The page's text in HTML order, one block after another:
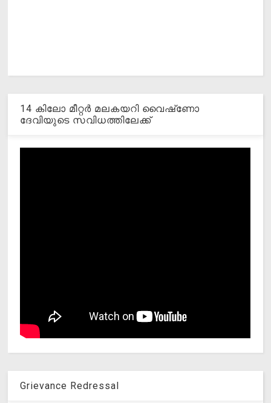
14 കിലോ മീറ്റര്‍ മലകയറി വൈഷ്‌ണോ
ദേവിയുടെ സവിധത്തിലേക്ക്
Grievance Redressal